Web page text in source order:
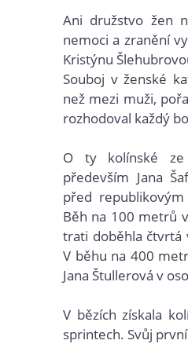
Ani družstvo žen
nemoci a zranění
Kristýnu
Souboj v ženské
než mezi muži,
rozhodoval každý
O ty kolínské ze
především Jana
před
Běh na 100 metrů
trati doběhla čtvrtá
V běhu na 400
Jana Štullerová v
V bězích získala
sprintech. Svůj